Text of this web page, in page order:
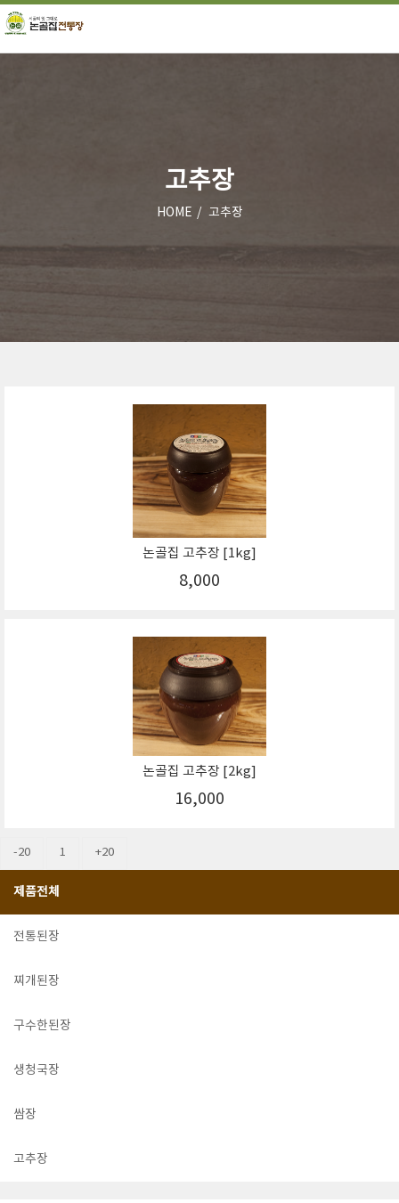
고추장
HOME 고추장
논골집 고추장 [1kg]
8,000
논골집 고추장 [2kg]
16,000
-20 1 +20
제품전체
전통된장
찌개된장
구수한된장
생청국장
쌈장
고추장